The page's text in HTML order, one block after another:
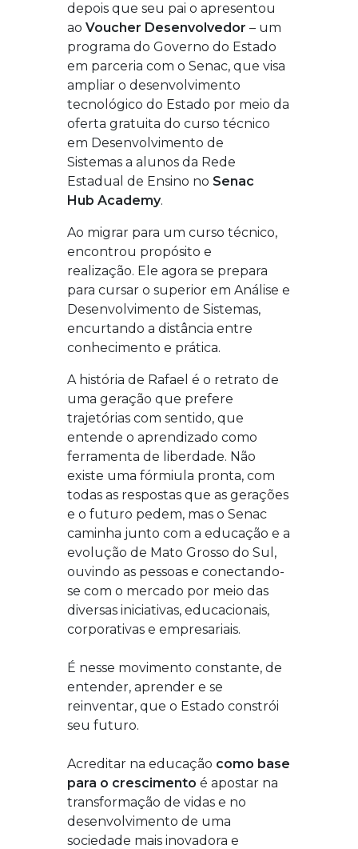
depois que seu pai o apresentou
ao Voucher Desenvolvedor – um
programa do Governo do Estado
em parceria com o Senac, que visa
ampliar o desenvolvimento
tecnológico do Estado por meio da
oferta gratuita do curso técnico
em Desenvolvimento de
Sistemas a alunos da Rede
Estadual de Ensino no Senac
Hub Academy.
Ao migrar para um curso técnico,
encontrou propósito e
realização. Ele agora se prepara
para cursar o superior em Análise e
Desenvolvimento de Sistemas,
encurtando a distância entre
conhecimento e prática.
A história de Rafael é o retrato de
uma geração que prefere
trajetórias com sentido, que
entende o aprendizado como
ferramenta de liberdade. Não
existe uma fórmiula pronta, com
todas as respostas que as gerações
e o futuro pedem, mas o Senac
caminha junto com a educação e a
evolução de Mato Grosso do Sul,
ouvindo as pessoas e conectando-
se com o mercado por meio das
diversas iniciativas, educacionais,
corporativas e empresariais.
É nesse movimento constante, de
entender, aprender e se
reinventar, que o Estado constrói
seu futuro.
Acreditar na educação como base
para o crescimento é apostar na
transformação de vidas e no
desenvolvimento de uma
sociedade mais inovadora e